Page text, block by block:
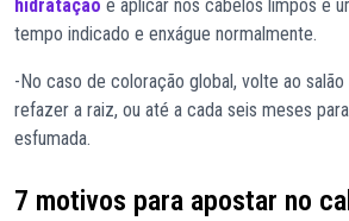
hidratação e aplicar nos cabelos limpos e
tempo indicado e enxágue normalmente.
-No caso de coloração global, volte ao
refazer a raiz, ou até a cada seis meses
esfumada.
7 motivos para apostar no